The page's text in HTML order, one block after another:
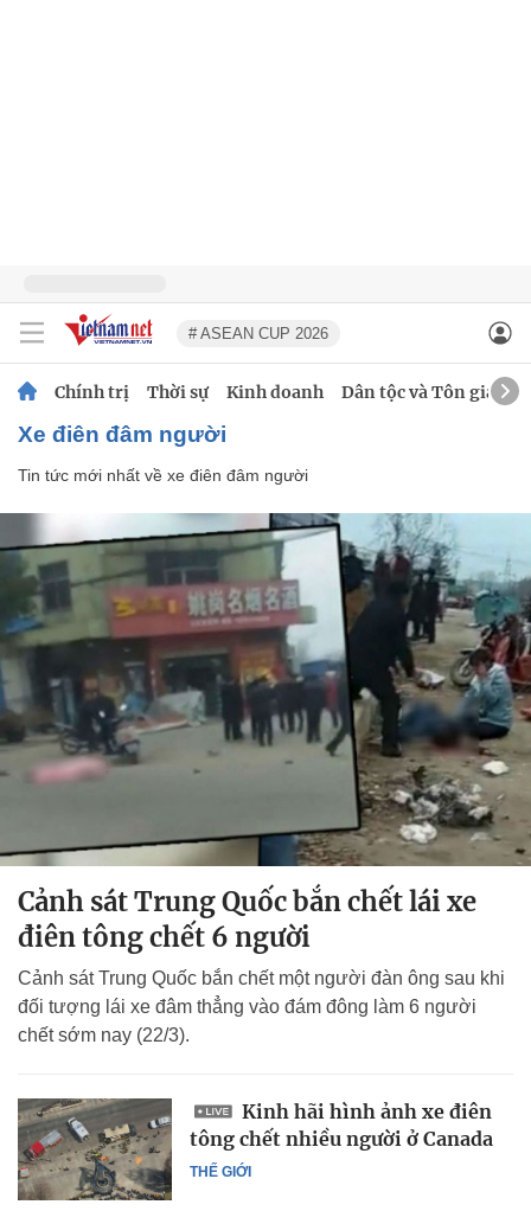
# ASEAN CUP 2026
Chính trị Thời sự Kinh doanh Dân tộc và Tôn giáo
xe điên đâm người
Tin tức mới nhất về xe điên đâm người
Cảnh sát Trung Quốc bắn chết lái xe
điên tông chết 6 người
Cảnh sát Trung Quốc bắn chết một người đàn ông sau khi
đối tượng lái xe đâm thẳng vào đám đông làm 6 người
chết sớm nay (22/3).
THẾ GIỚI
Kinh hãi hình ảnh xe điên
tông chết nhiều người ở Canada